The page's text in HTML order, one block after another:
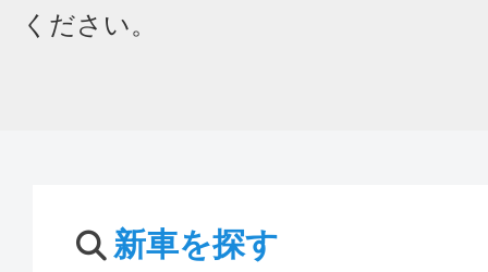
ください。
新車を探す